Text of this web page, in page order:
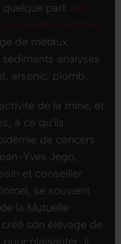
quelque part dans
publique.
de métaux
analysés
arsenic, plomb…
de la mine, et
à ce qu’ils
de cancers
Yves Jego,
et conseiller
se souvient
la Mutuelle
son élevage de